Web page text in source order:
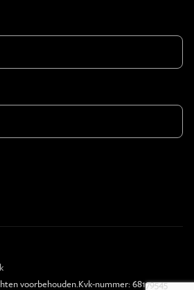
voorbehouden.Kvk-nummer: 68179545